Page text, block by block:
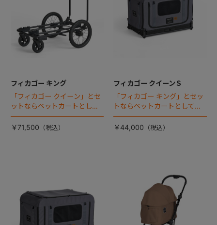
フィカゴー キング
「フィカゴー クイーン」とセ
ットならペットカートとして
使える、耐荷重50kgの大型犬
向け車体登場！
￥71,500
フィカゴー クイーンＳ
「フィカゴー キング」とセッ
トならペットカートとしても
使える、耐荷重30㎏の中～大
型犬向けケージが登場！
￥44,000